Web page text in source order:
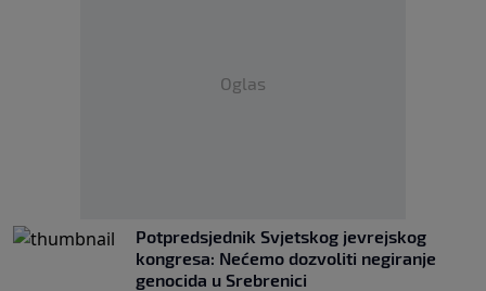
Oglas
Potpredsjednik Svjetskog jevrejskog
kongresa: Nećemo dozvoliti negiranje
genocida u Srebrenici